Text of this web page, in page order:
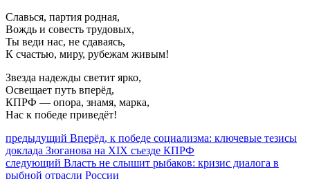
Славься, партия родная,
Вождь и совесть трудовых,
Ты веди нас, не сдаваясь,
К счастью, миру, рубежам живым!
Звезда надежды светит ярко,
Освещает путь вперёд,
КПРФ — опора, знамя, марка,
Нас к победе приведёт!
Навигация
по
предыдущий Предыдущий
пост:
Вперёд, к победе социализма: ключевые тезисы
доклада Зюганова на XIX съезде КПРФ
следующий Следующее
сообщение:
Власть не слышит рыбаков: кризис диалога в
рыбной отрасли России